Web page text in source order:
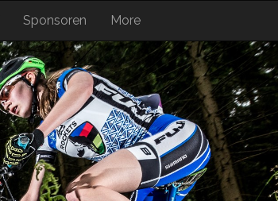
Sponsoren More